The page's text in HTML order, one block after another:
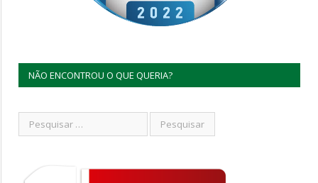
NÃO ENCONTROU O QUE QUERIA?